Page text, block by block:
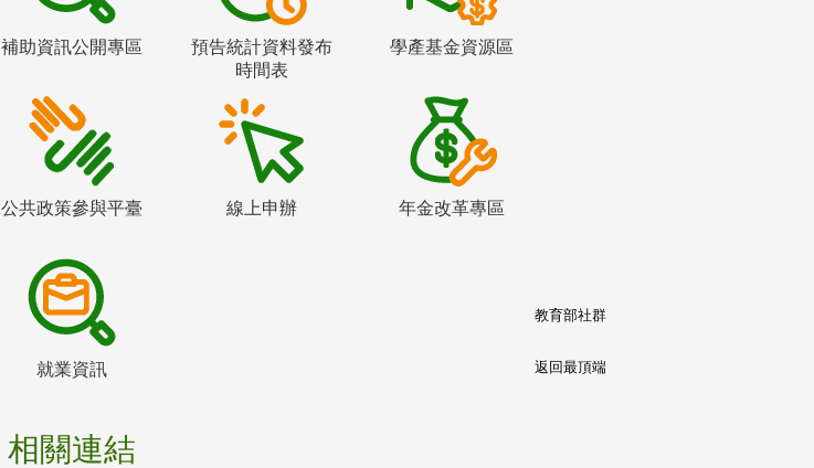
補助資訊公開專區
預告統計資料發布
時間表
學產基金資源區
公共政策參與平臺 線上申辦 年金改革專區
就業資訊
相關連結
教育部社群
返回最頂端